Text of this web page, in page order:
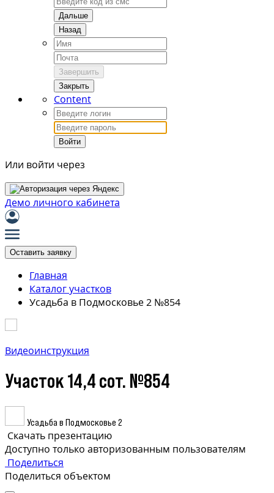
Дальше
Назад
Завершить
Закрыть
Content
Войти
Или войти через
Демо личного кабинета
Оставить заявку
Главная
Каталог участков
Усадьба в Подмосковье 2 №854
Видеоинструкция
Участок 14,4 сот. №854
Усадьба в Подмосковье 2
Скачать презентацию
Доступно только авторизованным пользователям
Поделиться
Поделиться объектом